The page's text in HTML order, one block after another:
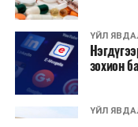
ҮЙЛ
зохион
ҮЙЛ